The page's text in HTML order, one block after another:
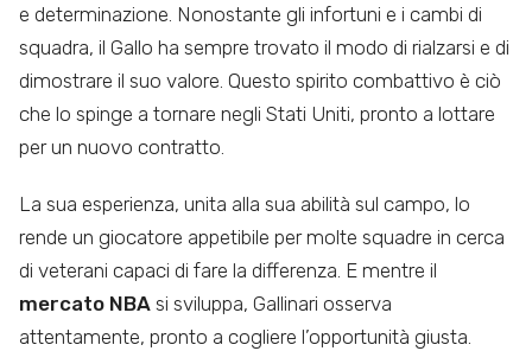
e determinazione. Nonostante gli infortuni e i cambi di
squadra, il Gallo ha sempre trovato il modo di rialzarsi e di
dimostrare il suo valore. Questo spirito combattivo è ciò
che lo spinge a tornare negli Stati Uniti, pronto a lottare
per un nuovo contratto.
La sua esperienza, unita alla sua abilità sul campo, lo
rende un giocatore appetibile per molte squadre in cerca
di veterani capaci di fare la differenza. E mentre il
mercato NBA si sviluppa, Gallinari osserva
attentamente, pronto a cogliere l’opportunità giusta.